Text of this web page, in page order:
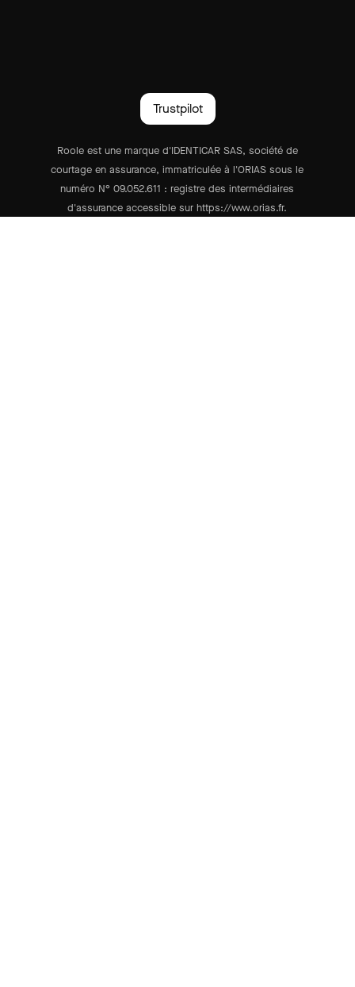
Trustpilot
Roole est une marque d'IDENTICAR SAS, société de
courtage en assurance, immatriculée à l'ORIAS sous le
numéro N° 09.052.611 : registre des intermédiaires
d'assurance accessible sur https://www.orias.fr.